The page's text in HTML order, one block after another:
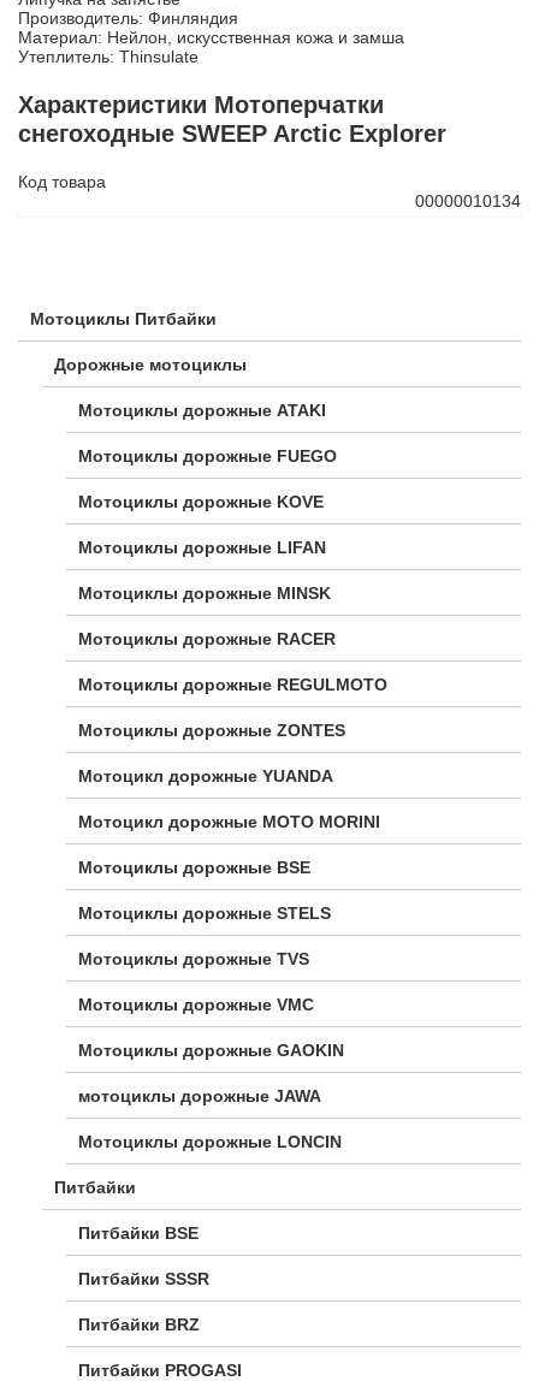
Мотоциклы Питбайки
Дорожные мотоциклы
Мотоциклы дорожные ATAKI
Мотоциклы дорожные FUEGO
Мотоциклы дорожные KOVE
Мотоциклы дорожные LIFAN
Мотоциклы дорожные MINSK
Мотоциклы дорожные RACER
Мотоциклы дорожные REGULMOTO
Мотоциклы дорожные ZONTES
Мотоцикл дорожные YUANDA
Мотоцикл дорожные МОТО MORINI
Мотоциклы дорожные BSE
Мотоциклы дорожные STELS
Мотоциклы дорожные TVS
Мотоциклы дорожные VMC
Мотоциклы дорожные GAOKIN
мотоциклы дорожные JAWA
Мотоциклы дорожные LONCIN
Питбайки
Питбайки BSE
Питбайки SSSR
Питбайки BRZ
Питбайки PROGASI
Производитель: Финляндия
Материал: Нейлон, искусственная кожа и замша
Утеплитель: Thinsulate
Характеристики Мотоперчатки
снегоходные SWEEP Arctic Explorer
Код товара
00000010134